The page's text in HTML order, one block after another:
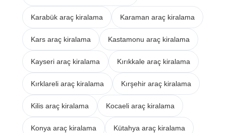
Karabük araç kiralama Karaman araç kiralama
Kars araç kiralama Kastamonu araç kiralama
Kayseri araç kiralama Kırıkkale araç kiralama
Kırklareli araç kiralama Kırşehir araç kiralama
Kilis araç kiralama Kocaeli araç kiralama
Konya araç kiralama Kütahya araç kiralama